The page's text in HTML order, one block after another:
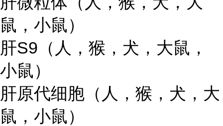
鼠，小鼠）
肝S9（人，猴，犬，大鼠，
小鼠）
肝原代细胞（人，猴，犬，大
鼠，小鼠）